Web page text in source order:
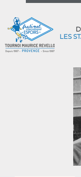
LES